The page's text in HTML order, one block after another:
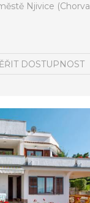
Njivice
DOSTUPNOST